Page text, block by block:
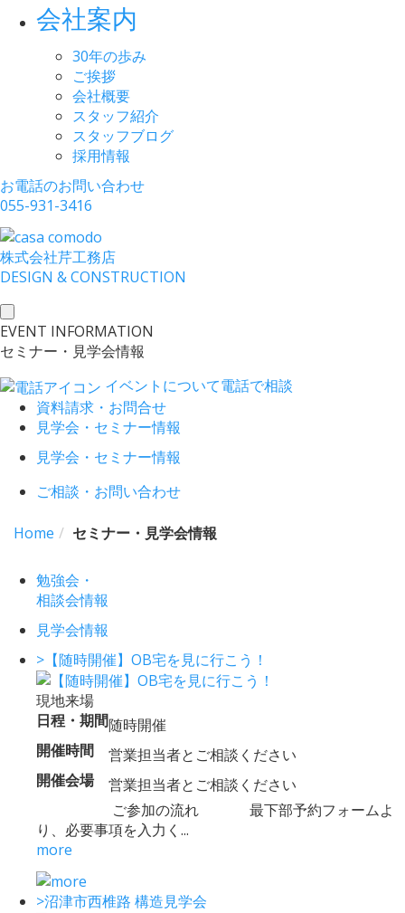
会社案内
30年の歩み
ご挨拶
会社概要
スタッフ紹介
スタッフブログ
採用情報
お電話のお問い合わせ
055-931-3416
株式会社芹工務店
DESIGN &CONSTRUCTION
toggle
navigation
EVENT INFORMATION
セミナー・見学会情報
イベントについて電話で相談
資料請求・お問合せ
見学会・セミナー情報
見学会・セミナー情報
ご相談・お問い合わせ
Home セミナー・見学会情報
勉強会 ・
相談会情報
見学会情報
>【随時開催】OB宅を見に行こう！
現地来場
日程・期間随時開催
開催時間
営業担当者とご相談ください
開催会場
営業担当者とご相談ください
ご参加の流れ 最下部予約フォームよ
り、必要事項を入力く...
more
>沼津市西椎路 構造見学会